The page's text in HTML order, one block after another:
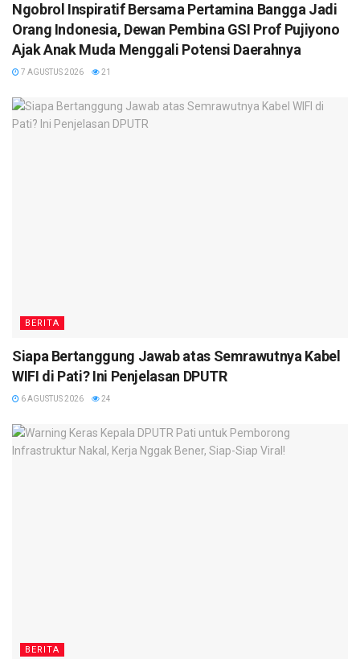
Ngobrol Inspiratif Bersama Pertamina Bangga Jadi
Orang Indonesia, Dewan Pembina GSI Prof Pujiyono
Ajak Anak Muda Menggali Potensi Daerahnya
7 AGUSTUS 2026 21
BERITA
Siapa Bertanggung Jawab atas Semrawutnya Kabel
WIFI di Pati? Ini Penjelasan DPUTR
6 AGUSTUS 2026 24
BERITA